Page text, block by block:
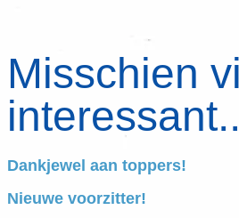
Misschien
Dankjewel aan toppers!
Nieuwe voorzitter!